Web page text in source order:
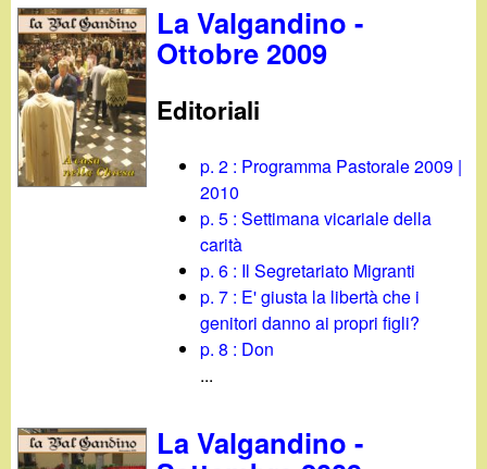
La Valgandino -
Ottobre 2009
Editoriali
p. 2 : Programma Pastorale 2009 |
2010
p. 5 : Settimana vicariale della
carità
p. 6 : Il Segretariato Migranti
p. 7 : E' giusta la libertà che i
genitori danno ai propri figli?
p. 8 : Don
...
La Valgandino -